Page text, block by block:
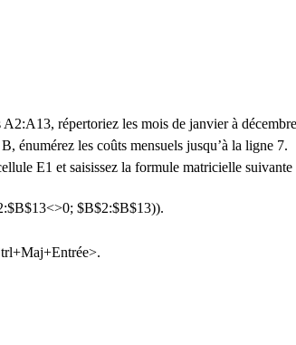
A2:A13, répertoriez les mois de janvier à
énumérez les coûts mensuels jusqu’à la ligne 7.
E1 et saisissez la formule matricielle suivante
$B$2:$B$13)).